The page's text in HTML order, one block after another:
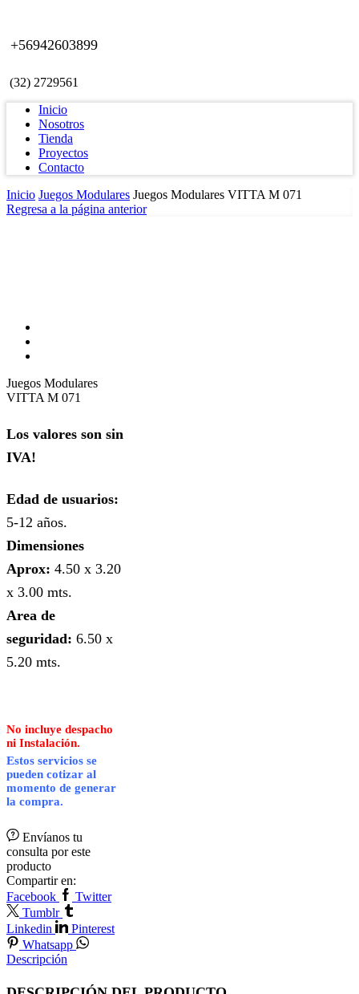
+56942603899
(32) 2729561
Inicio
Nosotros
Tienda
Proyectos
Contacto
Inicio Juegos Modulares Juegos Modulares VITTA M 071
Regresa a la página anterior
Juegos Modulares
VITTA M 071
Los valores son sin
IVA!
Edad de usuarios:
5-12 años.
Dimensiones
Aprox: 4.50 x 3.20
x 3.00 mts.
Area de
seguridad: 6.50 x
5.20 mts.
No incluye despacho
ni Instalación.
Estos servicios se
pueden cotizar al
momento de generar
la compra.
Envíanos tu
consulta por este
producto
Compartir en:
Facebook
Twitter
Tumblr
Linkedin
Pinterest
Whatsapp
Descripción